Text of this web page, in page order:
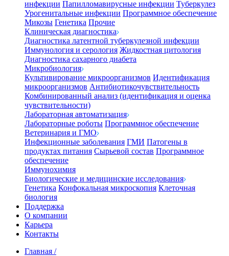
инфекции Папилломавирусные инфекции Туберкулез
Урогенитальные инфекции Программное обеспечение
Микозы Генетика Прочие
Клиническая диагностика
Диагностика латентной туберкулезной инфекции
Иммунология и серология Жидкостная цитология
Диагностика сахарного диабета
Микробиология
Культивирование микроорганизмов Идентификация
микроорганизмов Антибиотикочувствительность
Комбинированный анализ (идентификация и оценка
чувствительности)
Лабораторная автоматизация
Лабораторные роботы Программное обеспечение
Ветеринария и ГМО
Инфекционные заболевания ГМИ Патогены в
продуктах питания Сырьевой состав Программное
обеспечение
Иммунохимия
Биологические и медицинские исследования
Генетика Конфокальная микроскопия Клеточная
биология
Поддержка
О компании
Карьера
Контакты
Главная /